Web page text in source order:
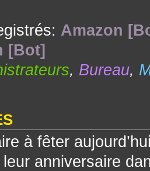
Amazon
[Bot]
, Bureau,
à fêter
leur anniversaire